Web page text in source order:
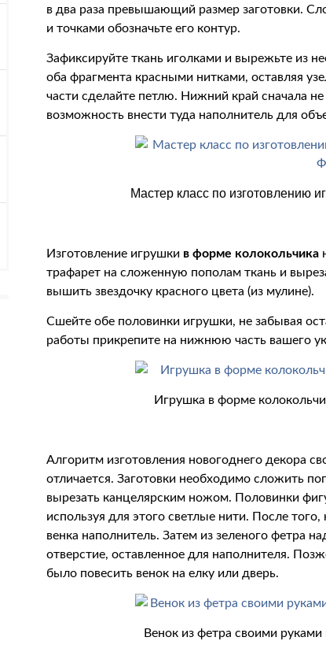
в два раза превышающий размер заготовки.
и точками обозначьте его контур.
Зафиксируйте ткань иголками и вырежьте из
оба фрагмента красными нитками, оставляя
части сделайте петлю. Нижний край сначала
возможность внести туда наполнитель для
Мастер класс по изготовлению
Изготовление игрушки в форме колокольчика
трафарет на сложенную пополам ткань и
вышить звездочку красного цвета (из мулине).
Сшейте обе половинки игрушки, не забывая
работы прикрепите на нижнюю часть вашего
Игрушка в форме
Алгоритм изготовления новогоднего декора
отличается. Заготовки необходимо сложить
вырезать канцелярским ножом. Половинки
используя для этого светлые нити. После
венка наполнитель. Затем из зеленого фетра
отверстие, оставленное для наполнителя.
было повесить венок на елку или дверь.
Венок из фетра своими